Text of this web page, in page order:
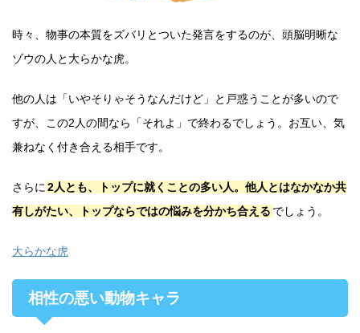
時々、物事の本質をズバリとついた発言をするのが、頭脳明晰な
ゾウの人と大らかな虎。
他の人は「いやそりゃそうなんだけど」と戸惑うことが多いので
すが、この2人の間なら「それよ」で終わるでしょう。お互い、気
兼ねなく付き合える相手です。
さらに 2人とも、トップに就くことの多い人。他人とはなかなか共
有しがたい、トップならではの悩みを分かち合える でしょう。
大らかな虎
相性の悪い動物キャラ